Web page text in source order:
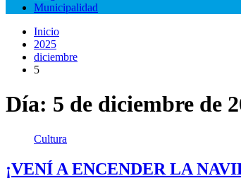
Municipalidad
Inicio
2025
diciembre
5
Día: 5 de diciembre de
Cultura
¡VENÍ A ENCENDER LA